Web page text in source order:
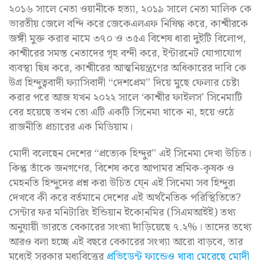
২০১৬ সালে নেতা ওয়ানীকে হত্যা, ২০১৯ সালে নেতা মালিক কে
ভারতীয় জেলে বন্দি করে জেকেএলএফ নিষিদ্ধ করে, কাশ্মীরকে
জঙ্গী মুক্ত করার নামে ৩৭০ ও ৩৫এ বিশেষ ধারা দুইটি বিলোপ,
কাশ্মীরের সমস্ত নেতাদের গৃহ বন্দী করে, ইন্টারনেট যোগাযোগ
ব্যবস্থা ছিন্ন করে, কাশ্মীরের আত্মনিয়ন্ত্রণের অধিকারের দাবি কে
উগ্র হিন্দুত্ববাদী ফ্যাসিবাদী “দেশপ্রেম” দিয়ে মুছে ফেলার চেষ্টা
করার পরে আজ যখন ২০২২ সালে ‘কাশ্মীর ফাইলস’ সিনেমাটি
বের হয়েছে তখন তো এটি একটি সিনেমা থাকে না, হয়ে ওঠে
রাজনীতি প্রচারের এক মিডিয়াম।
মোদী বলেছেন দেশের “প্রত্যেক হিন্দুর” এই সিনেমা দেখা উচিত।
কিন্তু তাঁকে জনগণের, বিশেষ করে আপামর শ্রমিক-কৃষক ও
মেহনতি হিন্দুদের প্রশ্ন করা উচিত যে্ন এই সিনেমা সব হিন্দুরা
দেখবে কী করে বর্তমানে দেশের এই অর্থনৈতিক পরিস্থিতিতে?
সেন্টার ফর মনিটারিং ইন্ডিয়ান ইকোনমির (সিএমআইই) তথ্য
অনুযায়ী ভারতে বেকারের সংখ্যা দাঁড়িয়েছে ৭.২%। তাদের তথ্যে
আরও বলা হচ্ছে এই বছরে বেকারের সংখ্যা আরো বাড়বে, তার
মধ্যেই সরকার মধ্যবিত্তেরপ্রভিডেন্ট ফান্ডেও থাবা মেরেছে মোদী